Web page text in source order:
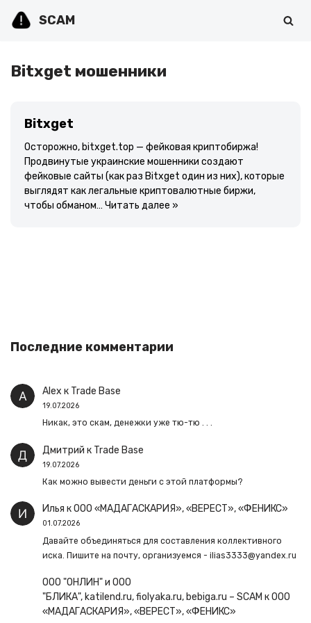
содержимому
SCAM
Bitxget мошенники
Bitxget
Осторожно, bitxget.top — фейковая криптобиржа!
Продвинутые украинские мошенники создают
фейковые сайты (как раз Bitxget один из них), которые
выглядят как легальные криптовалютные биржи,
чтобы обманом… Читать далее »
Последние комментарии
Alex к Trade Base
19.07.2026
Никак, это скам, денежки уже тю-тю . . .
Дмитрий к Trade Base
19.07.2026
Как можно вывести деньги с этой платформы?
Илья кООО «МАДАГАСКАРИЯ», «ВЕРЕСТ», «ФЕНИКС»
01.07.2026
Давайте объединяться для составления коллективного
иска. Пишите на почту, организуемся - ilias3333@yandex.ru
ООО "ОНЛИН" и ООО
"БЛИКА", katilend.ru, fiolyaka.ru, bebiga.ru – SCAM кООО
«МАДАГАСКАРИЯ», «ВЕРЕСТ», «ФЕНИКС»